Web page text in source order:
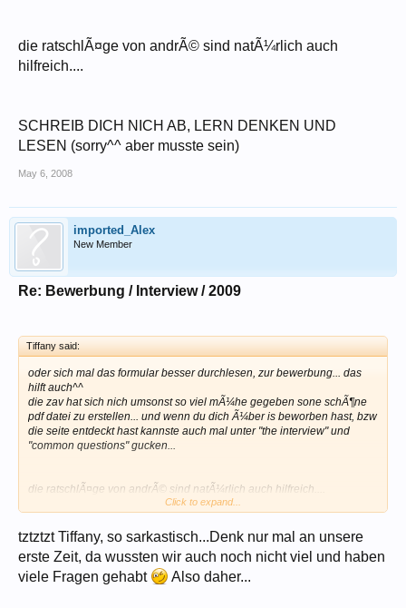
die ratschlÃ¤ge von andrÃ© sind natÃ¼rlich auch
hilfreich....
SCHREIB DICH NICH AB, LERN DENKEN UND
LESEN (sorry^^ aber musste sein)
May 6, 2008
imported_Alex
New Member
Re: Bewerbung / Interview / 2009
Tiffany said:
oder sich mal das formular besser durchlesen, zur bewerbung... das
hilft auch^^
die zav hat sich nich umsonst so viel mÃ¼he gegeben sone schÃ¶ne
pdf datei zu erstellen... und wenn du dich Ã¼ber is beworben hast, bzw
die seite entdeckt hast kannste auch mal unter "the interview" und
"common questions" gucken...
die ratschlÃ¤ge von andrÃ© sind natÃ¼rlich auch hilfreich....
SCHREIB DICH NICH AB, LERN DENKEN UND LESEN (sorry^^ aber
Click to expand...
tztztzt Tiffany, so sarkastisch...Denk nur mal an unsere
erste Zeit, da wussten wir auch noch nicht viel und haben
viele Fragen gehabt
Also daher...